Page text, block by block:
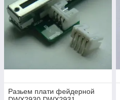
Разьем плати фейдерной